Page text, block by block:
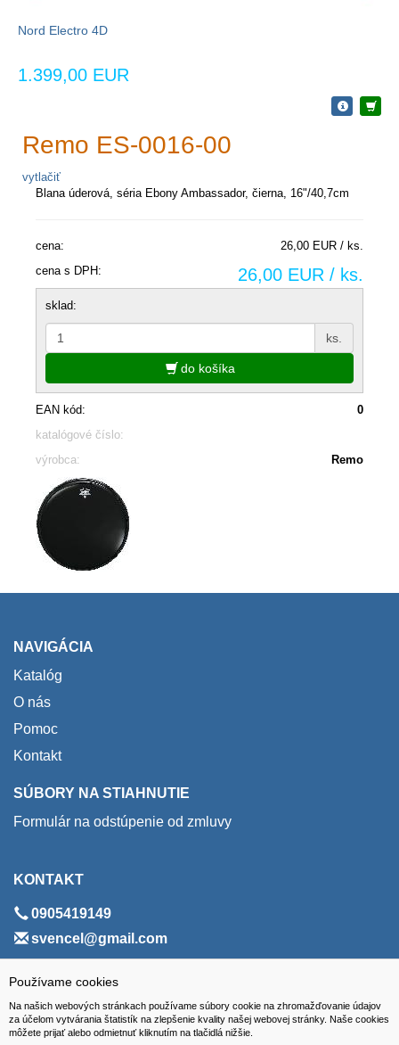
Používame cookies
Na našich webových stránkach používame súbory cookie na zhromažďovanie údajov
za účelom vytvárania štatistík na zlepšenie kvality našej webovej stránky. Naše cookies
môžete prijať alebo odmietnuť kliknutím na tlačidlá nižšie.
Nord Electro 4D
1.399,00 EUR
Remo ES-0016-00
vytlačiť
Blana úderová, séria Ebony Ambassador, čierna, 16"/40,7cm
cena:
26,00 EUR / ks.
cena s DPH:
26,00 EUR / ks.
sklad:
ks.
do košíka
EAN kód:
0
katalógové číslo:
výrobca:
Remo
NAVIGÁCIA
Katalóg
O nás
Pomoc
Kontakt
SÚBORY NA STIAHNUTIE
Formulár na odstúpenie od zmluvy
KONTAKT
0905419149
svencel@gmail.com
ADRESA
VEST - tech s.r.o.
Hviezdoslavova 280/6, 965 01 Žiar nad Hronom